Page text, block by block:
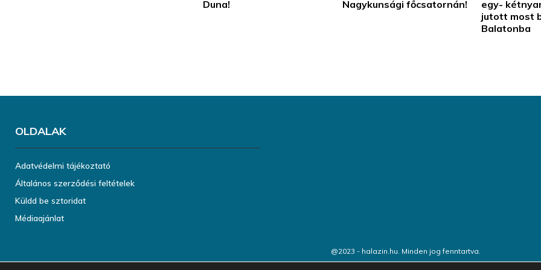
Duna!
Nagykunsági főcsatornán!
egy-
jutott most
Balatonba
OLDALAK
Adatvédelmi tájékoztató
Általános szerződési feltételek
Küldd be sztoridat
Médiaajánlat
@2023 - halazin.hu. Minden jog fenntartva.